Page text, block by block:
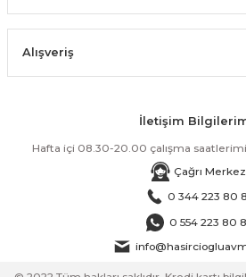
Alışveriş
İletişim
Hafta içi 08.30-20.00 çalışma
Çağrı
0 344 223 80
0 554 223 80